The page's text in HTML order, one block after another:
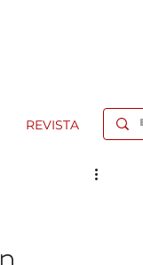
REVISTA